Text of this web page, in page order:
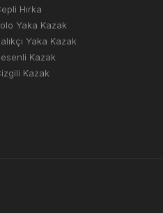
Hırka
Yaka Kazak
Yaka Kazak
Kazak
Kazak